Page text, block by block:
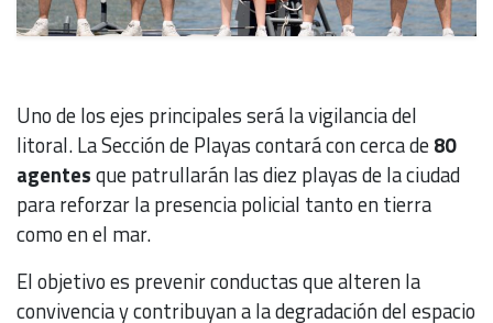
Uno de los ejes principales será la vigilancia del
litoral. La Sección de Playas contará con cerca de80
agentesque patrullarán las diez playas de la ciudad
para reforzar la presencia policial tanto en tierra
como en el mar.
El objetivo es prevenir conductas que alteren la
convivencia y contribuyan a la degradación del espacio